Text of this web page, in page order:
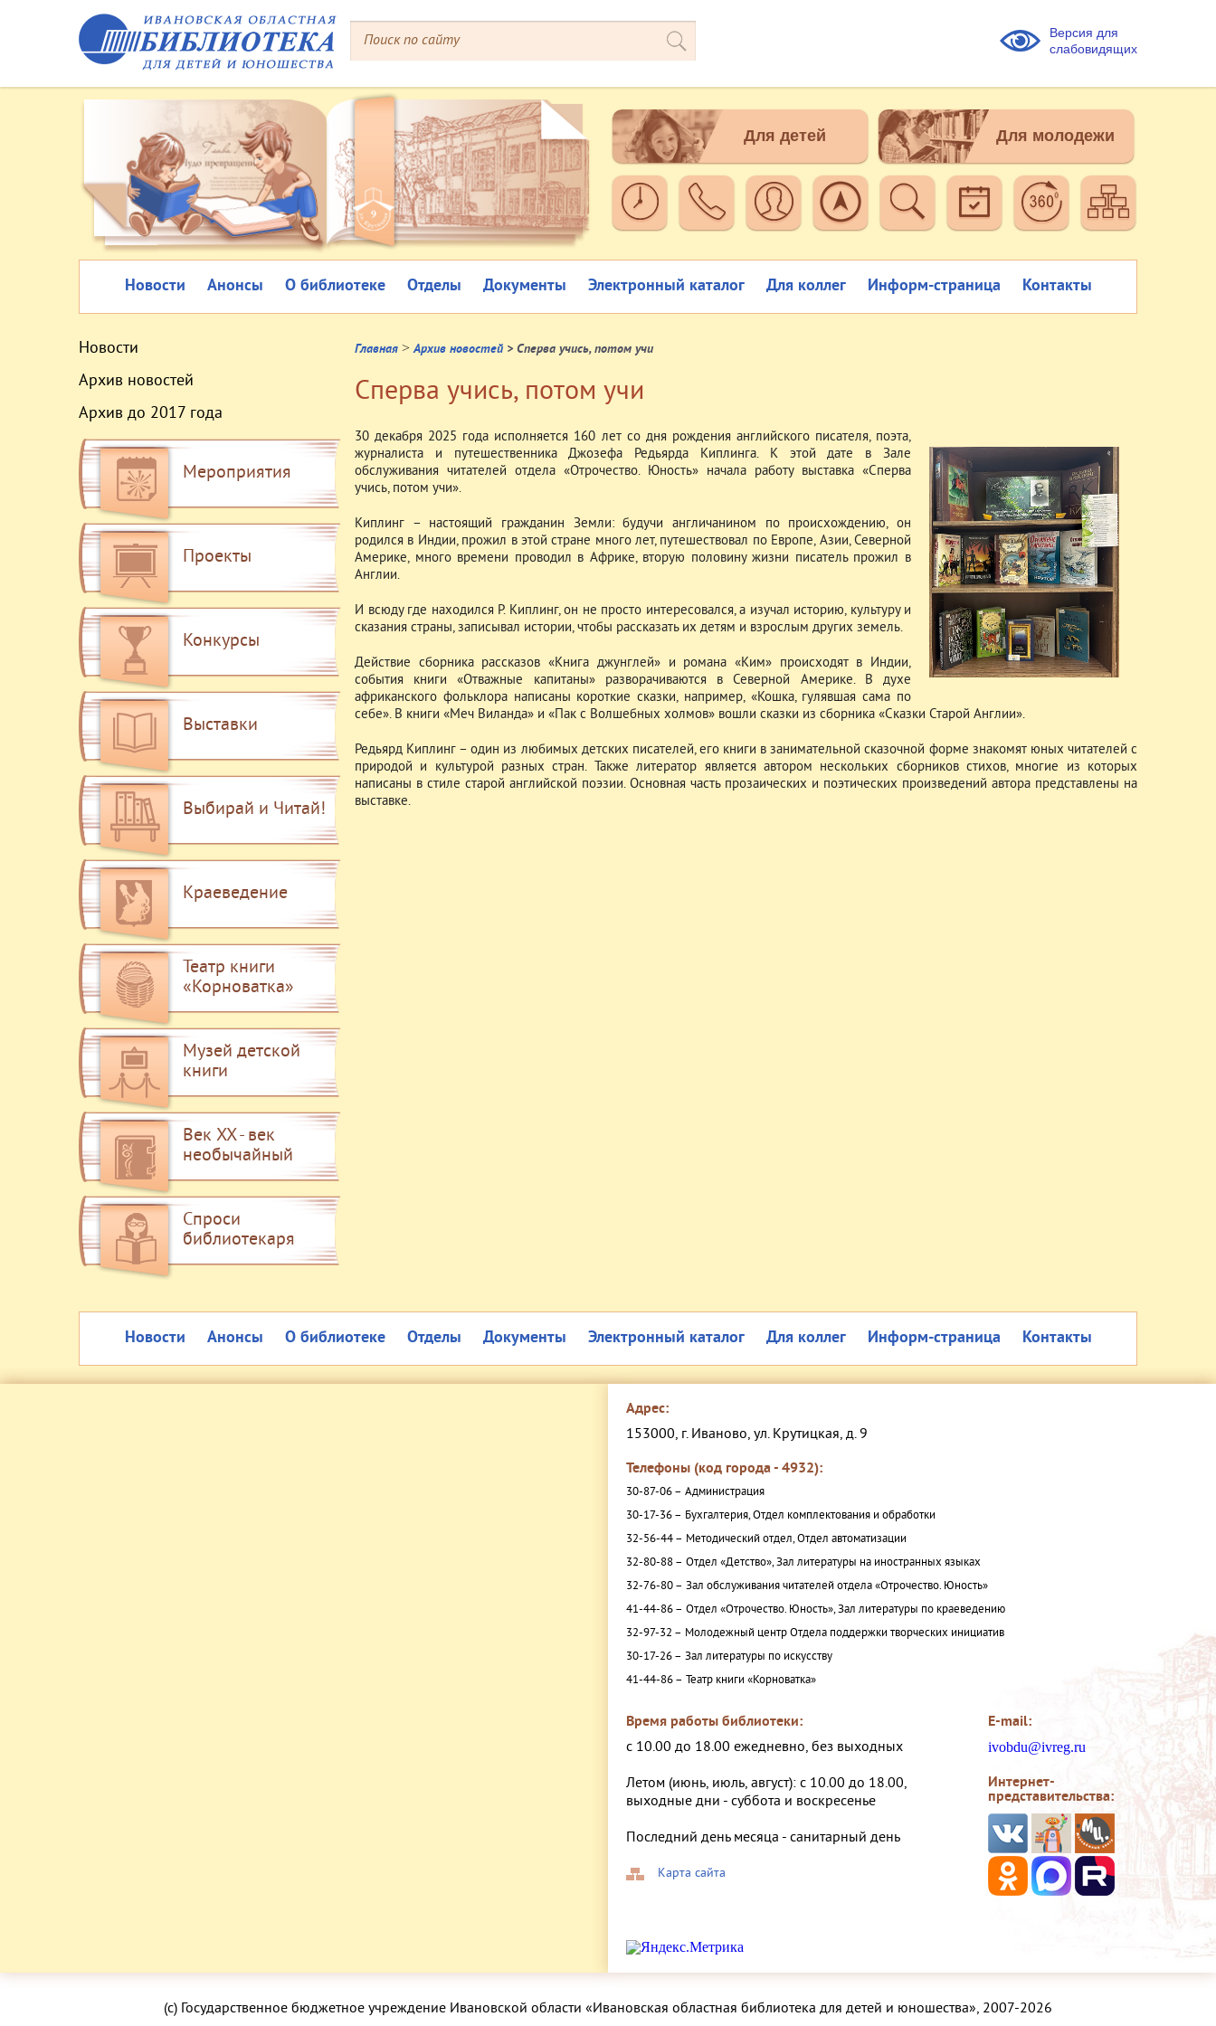
Версия для
слабовидящих
Для детей Для молодежи
Новости Анонсы О библиотеке Отделы Документы Электронный каталог Для коллег Информ-страница Контакты
Новости
Архив новостей
Архив до 2017 года
Мероприятия
Проекты
Конкурсы
Выставки
Выбирай и Читай!
Краеведение
Театр книги
«Корноватка»
Музей детской
книги
Век XX - век
необычайный
Спроси
библиотекаря
Главная > Архив новостей > Сперва учись, потом учи
Сперва учись, потом учи
30 декабря 2025 года исполняется 160 лет со дня рождения английского писателя, поэта,
журналиста и путешественника Джозефа Редьярда Киплинга. К этой дате в Зале
обслуживания читателей отдела «Отрочество. Юность» начала работу выставка «Сперва
учись, потом учи».
Киплинг – настоящий гражданин Земли: будучи англичанином по происхождению, он
родился в Индии, прожил в этой стране много лет, путешествовал по Европе, Азии, Северной
Америке, много времени проводил в Африке, вторую половину жизни писатель прожил в
Англии.
И всюду где находился Р. Киплинг, он не просто интересовался, а изучал историю, культуру и
сказания страны, записывал истории, чтобы рассказать их детям и взрослым других земель.
Действие сборника рассказов «Книга джунглей» и романа «Ким» происходят в Индии,
события книги «Отважные капитаны» разворачиваются в Северной Америке. В духе
африканского фольклора написаны короткие сказки, например, «Кошка, гулявшая сама по
себе». В книги «Меч Виланда» и «Пак с Волшебных холмов» вошли сказки из сборника «Сказки Старой Англии».
Редьярд Киплинг – один из любимых детских писателей, его книги в занимательной сказочной форме знакомят юных читателей с
природой и культурой разных стран. Также литератор является автором нескольких сборников стихов, многие из которых
написаны в стиле старой английской поэзии. Основная часть прозаических и поэтических произведений автора представлены на
выставке.
Новости Анонсы О библиотеке Отделы Документы Электронный каталог Для коллег Информ-страница Контакты
Адрес:
153000, г. Иваново, ул. Крутицкая, д. 9
Телефоны (код города - 4932):
30-87-06 – Администрация
30-17-36 – Бухгалтерия, Отдел комплектования и обработки
32-56-44 – Методический отдел, Отдел автоматизации
32-80-88 – Отдел «Детство», Зал литературы на иностранных языках
32-76-80 – Зал обслуживания читателей отдела «Отрочество. Юность»
41-44-86 – Отдел «Отрочество. Юность», Зал литературы по краеведению
32-97-32 – Молодежный центр Отдела поддержки творческих инициатив
30-17-26 – Зал литературы по искусству
41-44-86 – Театр книги «Корноватка»
Время работы библиотеки:
с 10.00 до 18.00 ежедневно, без выходных
Летом (июнь, июль, август): с 10.00 до 18.00,
выходные дни - суббота и воскресенье
Последний день месяца - санитарный день
Карта сайта
E-mail:
ivobdu@ivreg.ru
Интернет-
представительства:
(с) Государственное бюджетное учреждение Ивановской области «Ивановская областная библиотека для детей и юношества», 2007-2026